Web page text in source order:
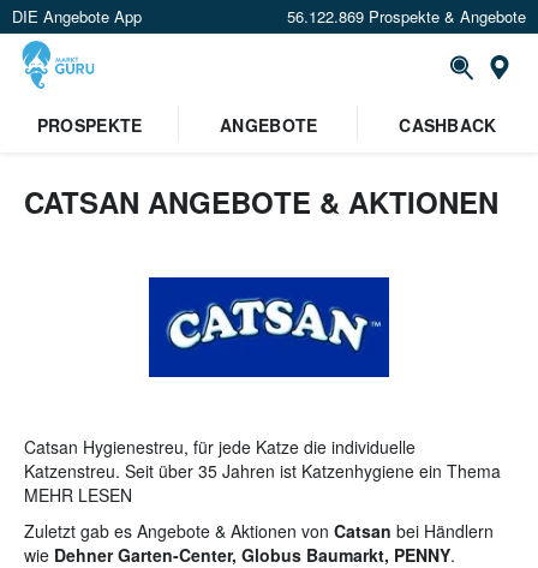
DIE Angebote App 56.122.869 Prospekte & Angebote
PROSPEKTE ANGEBOTE CASHBACK
CATSAN ANGEBOTE & AKTIONEN
Catsan Hygienestreu, für jede Katze die individuelle
Katzenstreu. Seit über 35 Jahren ist Katzenhygiene ein Thema
bei Catsan. Daraus entwickelten sich verschiedene Arten von
Katzenstreu, doch alle garantieren eine aktive Geruchskontrolle,
Geruchsschutz und höchste Saugkraft.
MEHR LESEN
Zuletzt gab es Angebote & Aktionen von Catsan bei Händlern
wie Dehner Garten-Center, Globus Baumarkt, PENNY.